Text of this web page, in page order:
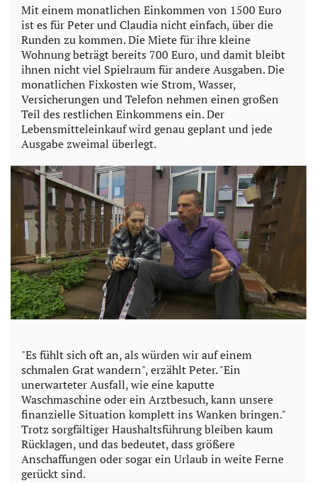
i
d
e
o
Mit einem monatlichen Einkommen von 1500 Euro
ist es für Peter und Claudia nicht einfach, über die
Runden zu kommen. Die Miete für ihre kleine
Wohnung beträgt bereits 700 Euro, und damit bleibt
ihnen nicht viel Spielraum für andere Ausgaben. Die
monatlichen Fixkosten wie Strom, Wasser,
Versicherungen und Telefon nehmen einen großen
Teil des restlichen Einkommens ein. Der
Lebensmitteleinkauf wird genau geplant und jede
Ausgabe zweimal überlegt.
"Es fühlt sich oft an, als würden wir auf einem
schmalen Grat wandern", erzählt Peter. "Ein
unerwarteter Ausfall, wie eine kaputte
Waschmaschine oder ein Arztbesuch, kann unsere
finanzielle Situation komplett ins Wanken bringen."
Trotz sorgfältiger Haushaltsführung bleiben kaum
Rücklagen, und das bedeutet, dass größere
Anschaffungen oder sogar ein Urlaub in weite Ferne
gerückt sind.